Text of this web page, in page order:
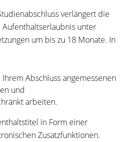
verlängert die
unter
um bis zu 18 Monate. In
Abschluss angemessenen
und
arbeiten.
in Form einer
Zusatzfunktionen.